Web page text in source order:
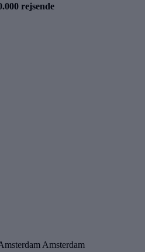
rejsende
Amsterdam